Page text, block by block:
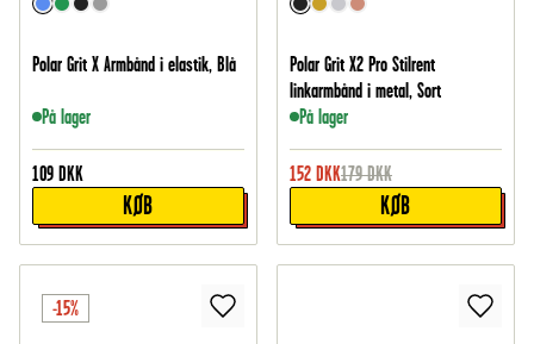
Polar Grit X Armbånd i elastik, Blå
På lager
109 DKK
KØB
Polar Grit X2 Pro Stilrent
linkarmbånd i metal, Sort
På lager
152 DKK179 DKK
KØB
-15%